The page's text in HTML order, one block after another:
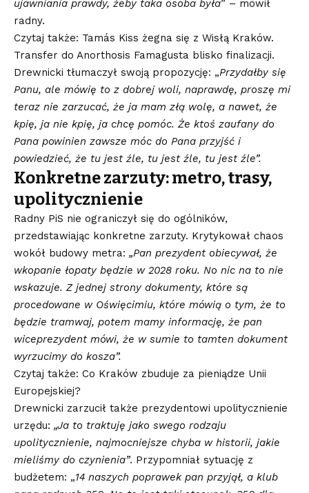
ujawniania prawdy, żeby taka osoba była” – mówił
radny.
Czytaj także: Tamás Kiss żegna się z Wisłą Kraków.
Transfer do Anorthosis Famagusta blisko finalizacji.
Drewnicki tłumaczył swoją propozycję: „Przydałby się
Panu, ale mówię to z dobrej woli, naprawdę, proszę mi
teraz nie zarzucać, że ja mam złą wolę, a nawet, że
kpię, ja nie kpię, ja chcę pomóc. Że ktoś zaufany do
Pana powinien zawsze móc do Pana przyjść i
powiedzieć, że tu jest źle, tu jest źle, tu jest źle”.
Konkretne zarzuty: metro, trasy,
upolitycznienie
Radny PiS nie ograniczył się do ogólników,
przedstawiając konkretne zarzuty. Krytykował chaos
wokół budowy metra: „Pan prezydent obiecywał, że
wkopanie łopaty będzie w 2028 roku. No nic na to nie
wskazuje. Z jednej strony dokumenty, które są
procedowane w Oświęcimiu, które mówią o tym, że to
będzie tramwaj, potem mamy informację, że pan
wiceprezydent mówi, że w sumie to tamten dokument
wyrzucimy do kosza”.
Czytaj także: Co Kraków zbuduje za pieniądze Unii
Europejskiej?
Drewnicki zarzucił także prezydentowi upolitycznienie
urzędu: „Ja to traktuję jako swego rodzaju
upolitycznienie, najmocniejsze chyba w historii, jakie
mieliśmy do czynienia”. Przypomniał sytuację z
budżetem: „14 naszych poprawek pan przyjął, a klub